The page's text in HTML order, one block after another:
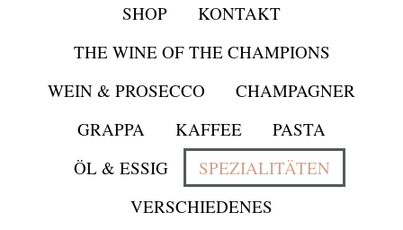
SHOP
KONTAKT
THE WINE OF THE CHAMPIONS
WEIN & PROSECCO
CHAMPAGNER
GRAPPA
KAFFEE
PASTA
ÖL & ESSIG
SPEZIALITÄTEN
VERSCHIEDENES